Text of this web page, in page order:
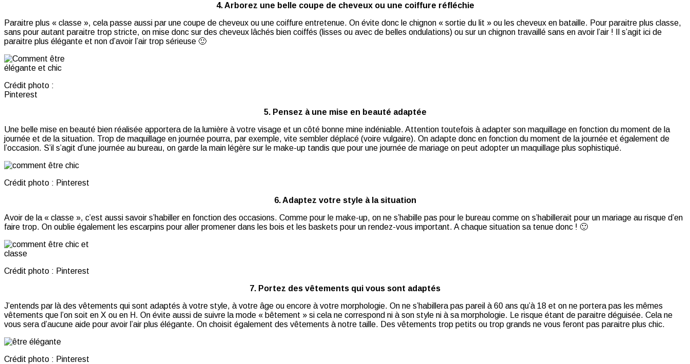
4. Arborez une belle coupe de cheveux ou une coiffure réfléchie
Paraitre plus « classe », cela passe aussi par une coupe de cheveux ou une coiffure entretenue. On évite donc le chignon « sortie du lit » ou les cheveux en bataille. Pour paraitre plus classe,
sans pour autant paraitre trop stricte, on mise donc sur des cheveux lâchés bien coiffés (lisses ou avec de belles ondulations) ou sur un chignon travaillé sans en avoir l’air ! Il s’agit ici de
paraitre plus élégante et non d’avoir l’air trop sérieuse 🙂
Crédit photo :
Pinterest
5. Pensez à une mise en beauté adaptée
Une belle mise en beauté bien réalisée apportera de la lumière à votre visage et un côté bonne mine indéniable. Attention toutefois à adapter son maquillage en fonction du moment de la
journée et de la situation. Trop de maquillage en journée pourra, par exemple, vite sembler déplacé (voire vulgaire). On adapte donc en fonction du moment de la journée et également de
l’occasion. S’il s’agit d’une journée au bureau, on garde la main légère sur le make-up tandis que pour une journée de mariage on peut adopter un maquillage plus sophistiqué.
Crédit photo : Pinterest
6. Adaptez votre style à la situation
Avoir de la « classe », c’est aussi savoir s’habiller en fonction des occasions. Comme pour le make-up, on ne s’habille pas pour le bureau comme on s’habillerait pour un mariage au risque d’en
faire trop. On oublie également les escarpins pour aller promener dans les bois et les baskets pour un rendez-vous important. A chaque situation sa tenue donc ! 🙂
Crédit photo : Pinterest
7. Portez des vêtements qui vous sont adaptés
J’entends par là des vêtements qui sont adaptés à votre style, à votre âge ou encore à votre morphologie. On ne s’habillera pas pareil à 60 ans qu’à 18 et on ne portera pas les mêmes
vêtements que l’on soit en X ou en H. On évite aussi de suivre la mode « bêtement » si cela ne correspond ni à son style ni à sa morphologie. Le risque étant de paraitre déguisée. Cela ne
vous sera d’aucune aide pour avoir l’air plus élégante. On choisit également des vêtements à notre taille. Des vêtements trop petits ou trop grands ne vous feront pas paraitre plus chic.
Crédit photo : Pinterest